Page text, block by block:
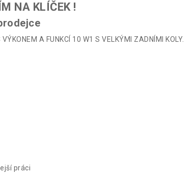
NA KLÍČEK !
A FUNKCÍ 10 W1 S VELKÝMI ZADNÍMI KOLY.
práci